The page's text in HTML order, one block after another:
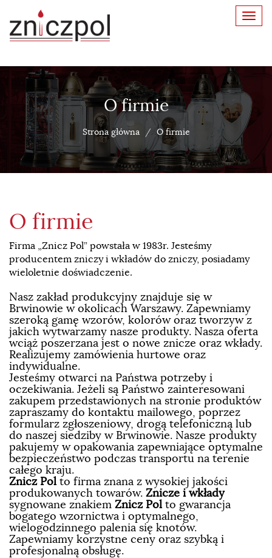
O firmie
Strona główna O firmie
O firmie
Firma „Znicz Pol” powstała w 1983r. Jesteśmy
producentem zniczy i wkładów do zniczy, posiadamy
wieloletnie doświadczenie.
Nasz zakład produkcyjny znajduje się w
Brwinowie w okolicach Warszawy. Zapewniamy
szeroką gamę wzorów, kolorów oraz tworzyw z
jakich wytwarzamy nasze produkty. Nasza oferta
wciąż poszerzana jest o nowe znicze oraz wkłady.
Realizujemy zamówienia hurtowe oraz
indywidualne.
Jesteśmy otwarci na Państwa potrzeby i
oczekiwania. Jeżeli są Państwo zainteresowani
zakupem przedstawionych na stronie produktów
zapraszamy do kontaktu mailowego, poprzez
formularz zgłoszeniowy, drogą telefoniczną lub
do naszej siedziby w Brwinowie. Nasze produkty
pakujemy w opakowania zapewniające optymalne
bezpieczeństwo podczas transportu na terenie
całego kraju.
Znicz Pol to firma znana z wysokiej jakości
produkowanych towarów. Znicze i wkłady
sygnowane znakiem Znicz Pol to gwarancja
bogatego wzornictwa i optymalnego,
wielogodzinnego palenia się knotów.
Zapewniamy korzystne ceny oraz szybką i
profesjonalną obsługę.